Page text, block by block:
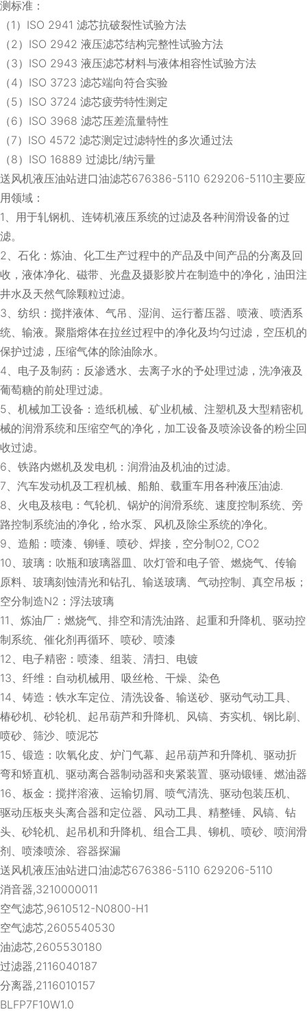
测标准：
（1）ISO 2941 滤芯抗破裂性试验方法
（2）ISO 2942 液压滤芯结构完整性试验方法
（3）ISO 2943 液压滤芯材料与液体相容性试验方法
（4）ISO 3723 滤芯端向符合实验
（5）ISO 3724 滤芯疲劳特性测定
（6）ISO 3968 滤芯压差流量特性
（7）ISO 4572 滤芯测定过滤特性的多次通过法
（8）ISO 16889 过滤比/纳污量
送风机液压油站进口油滤芯676386-5110 629206-5110主要应
用领域：
1、用于轧钢机、连铸机液压系统的过滤及各种润滑设备的过
滤。
2、石化：炼油、化工生产过程中的产品及中间产品的分离及回
收，液体净化、磁带、光盘及摄影胶片在制造中的净化，油田注
井水及天然气除颗粒过滤。
3、纺织：搅拌液体、气吊、湿润、运行蓄压器、喷液、喷洒系
统、输液。聚脂熔体在拉丝过程中的净化及均匀过滤，空压机的
保护过滤，压缩气体的除油除水。
4、电子及制药：反渗透水、去离子水的予处理过滤，洗净液及
葡萄糖的前处理过滤。
5、机械加工设备：造纸机械、矿业机械、注塑机及大型精密机
械的润滑系统和压缩空气的净化，加工设备及喷涂设备的粉尘回
收过滤。
6、铁路内燃机及发电机：润滑油及机油的过滤。
7、汽车发动机及工程机械、船舶、载重车用各种液压油滤.
8、火电及核电：气轮机、锅炉的润滑系统、速度控制系统、旁
路控制系统油的净化，给水泵、风机及除尘系统的净化。
9、造船：喷漆、铆锤、喷砂、焊接，空分制O2, CO2
10、玻璃：吹瓶和玻璃器皿、吹灯管和电子管、燃烧气、传输
原料、玻璃刻蚀清光和钻孔、输送玻璃、气动控制、真空吊板；
空分制造N2：浮法玻璃
11、炼油厂：燃烧气、排空和清洗油路、起重和升降机、驱动控
制系统、催化剂再循环、喷砂、喷漆
12、电子精密：喷漆、组装、清扫、电镀
13、纤维：自动机械用、吸丝枪、干燥、染色
14、铸造：铁水车定位、清洗设备、输送砂、驱动气动工具、
椿砂机、砂轮机、起吊葫芦和升降机、风镐、夯实机、钢比刷、
喷砂、筛沙、喷泥芯
15、锻造：吹氧化皮、炉门气幕、起吊葫芦和升降机、驱动折
弯和矫直机、驱动离合器制动器和夹紧装置、驱动锻锤、燃油器
16、板金：搅拌溶液、运输切屑、喷气清洗、驱动包装压机、
驱动压板夹头离合器和定位器、风动工具、精整锤、风镐、钻
头、砂轮机、起吊机和升降机、组合工具、铆机、喷砂、喷润滑
剂、喷漆喷涂、容器探漏
送风机液压油站进口油滤芯676386-5110 629206-5110
消音器,3210000011
空气滤芯,9610512-N0800-H1
空气滤芯,2605540530
油滤芯,2605530180
过滤器,2116040187
分离器,2116010157
BLFP7F10W1.0